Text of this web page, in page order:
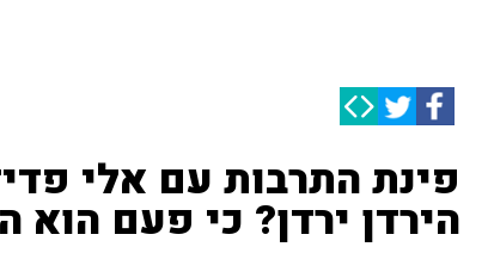
פינת התרבות עם אלי
הירדן ירדן? כי פעם הוא